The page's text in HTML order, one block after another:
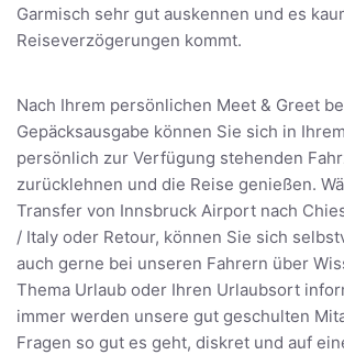
Garmisch sehr gut auskennen und es
Reiseverzögerungen kommt.
Nach Ihrem persönlichen Meet & Greet
Gepäcksausgabe können Sie sich in
persönlich zur Verfügung stehenden
zurücklehnen und die Reise genießen.
Transfer von Innsbruck Airport nach
/ Italy oder Retour, können Sie sich
auch gerne bei unseren Fahrern über
Thema Urlaub oder Ihren Urlaubsort
immer werden unsere gut geschulten
Fragen so gut es geht, diskret und auf